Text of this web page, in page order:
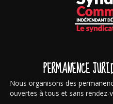
PERMANENCE
Nous organisons des
ouvertes à tous et sans rendez-